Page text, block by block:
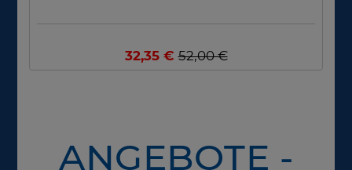
32,35 €52,00 €
ANGEBOTE -